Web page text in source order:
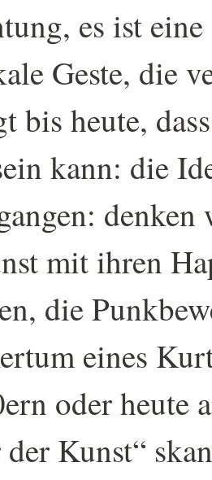
es ist
Geste, die
bis heute,
kann: die
mit ihren
die
eines
oder heute
Kunst“